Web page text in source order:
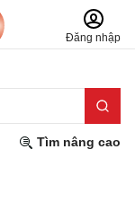
Đăng nhập
Tìm nâng cao